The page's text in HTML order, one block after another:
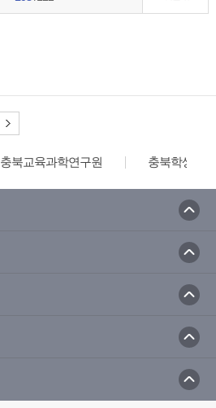
충북교육과학연구원 충북학생교